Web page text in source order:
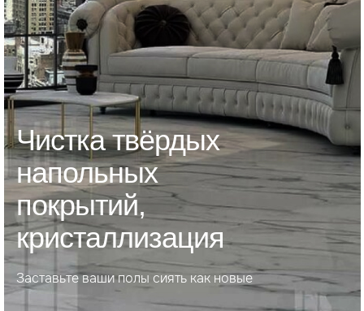
Чистка твёрдых
напольных
покрытий,
кристаллизация
Заставьте ваши полы сиять как новые